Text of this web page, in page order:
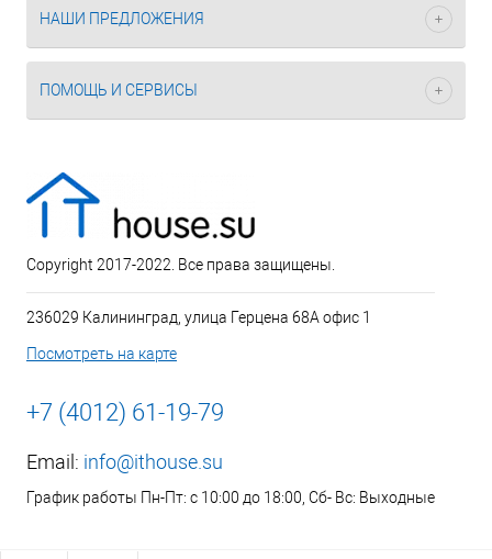
НАШИ ПРЕДЛОЖЕНИЯ
ПОМОЩЬ И СЕРВИСЫ
Copyright 2017-2022. Все права защищены.
236029 Калининград, улица Герцена 68А офис 1
Посмотреть на карте
+7 (4012) 61-19-79
Email: info@ithouse.su
График работы Пн-Пт: с 10:00 до 18:00, Сб- Вс: Выходные